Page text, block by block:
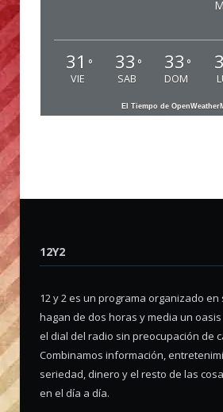
31 °
VIE
33 °
SAB
33 °
DOM
El Tiempo de
12Y2
12 y 2 es un programa organizado
hagan de dos horas y media un
el dial del radio sin preocupación de
Combinamos información,
seriedad, dinero y el resto de las
en el día a día.